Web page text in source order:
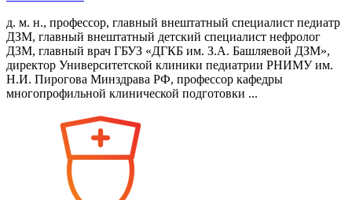
д. м. н., профессор, главный внештатный специалист педиатр
ДЗМ, главный внештатный детский специалист нефролог
ДЗМ, главный врач ГБУЗ «ДГКБ им. З.А. Башляевой ДЗМ»,
директор Университетской клиники педиатрии РНИМУ им.
Н.И. Пирогова Минздрава РФ, профессор кафедры
многопрофильной клинической подготовки ...